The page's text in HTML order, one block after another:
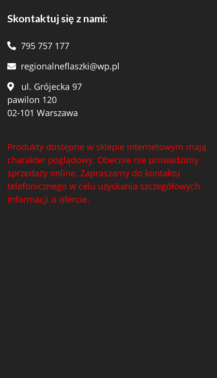
Skontaktuj się z nami:
795 757 177
regionalneflaszki@wp.pl
ul. Grójecka 97
pawilon 120
02-101 Warszawa
Produkty dostępne w sklepie internetowym mają
charakter poglądowy. Obecnie nie prowadzimy
sprzedaży online. Zapraszamy do kontaktu
telefonicznego w celu uzyskania szczegółowych
informacji o ofercie.